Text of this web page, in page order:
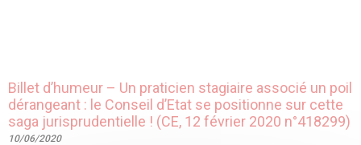
Billet d’humeur – Un praticien stagiaire associé un poil
dérangeant : le Conseil d’Etat se positionne sur cette
saga jurisprudentielle ! (CE, 12 février 2020 n°418299)
10/06/2020